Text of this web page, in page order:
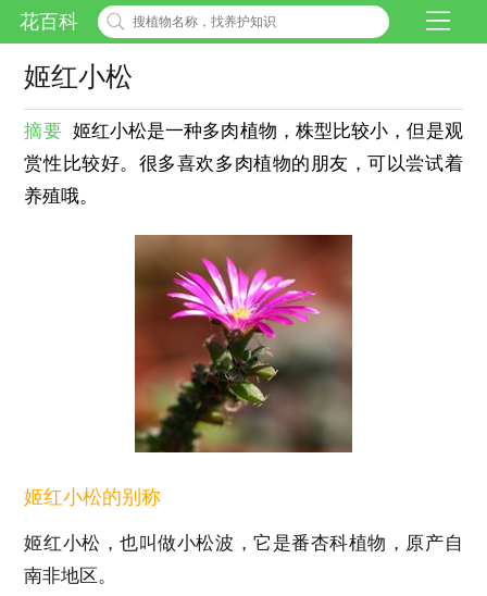
花百科
姬红小松
摘要 姬红小松是一种多肉植物，株型比较小，但是观
赏性比较好。很多喜欢多肉植物的朋友，可以尝试着
养殖哦。
姬红小松的别称
姬红小松，也叫做小松波，它是番杏科植物，原产自
南非地区。